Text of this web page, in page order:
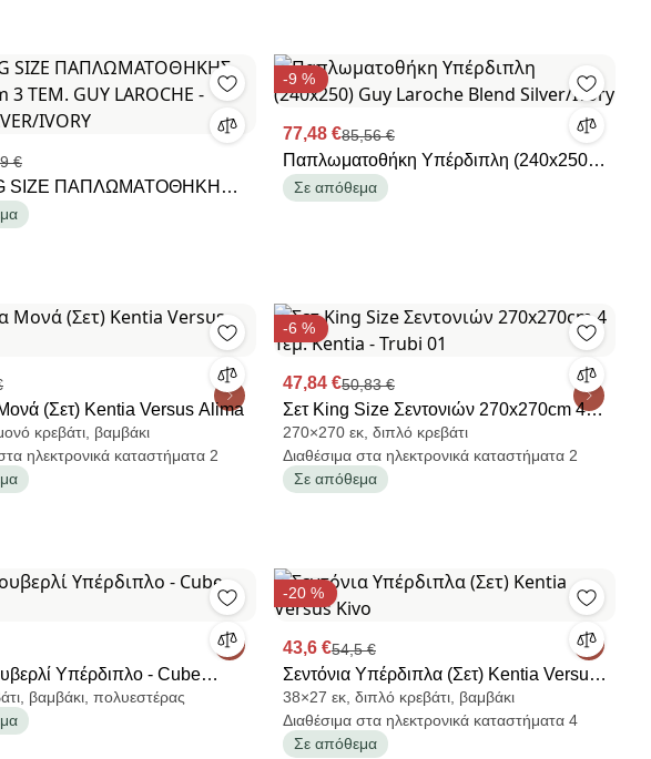
€
SIZE ΠΑΠΛΩΜΑΤΟΘΗΚΗΣ
3 ΤΕΜ. GUY LAROCHE -
-9 %
77,48 €85,56 €
Παπλωματοθήκη Υπέρδιπλη (240x250)
Guy Laroche Blend Silver/Ivory
Σε απόθεμα
Μονά (Σετ) Kentia Versus Alima
κρεβάτι, βαμβάκι
ηλεκτρονικά καταστήματα 2
-6 %
47,84 €50,83 €
Σετ King Size Σεντονιών 270x270cm 4
Τεμ. Kentia - Trubi 01
270×270 εκ, διπλό κρεβάτι
Διαθέσιμα στα ηλεκτρονικά καταστήματα 2
Σε απόθεμα
Υπέρδιπλο - Cube
βαμβάκι, πολυεστέρας
-20 %
43,6 €54,5 €
Σεντόνια Υπέρδιπλα (Σετ) Kentia Versus
Kivo
38×27 εκ, διπλό κρεβάτι, βαμβάκι
Διαθέσιμα στα ηλεκτρονικά καταστήματα 4
Σε απόθεμα